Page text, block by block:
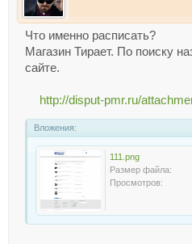
Что именно расписать?
Магазин Тирает. По поиску
сайте.
http://disput-pmr.ru/
Вложения:
111.png
Размер файла:
Просмотров: